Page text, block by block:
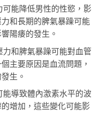
可能降低男性的性慾，影
和長期的脾氣暴躁可能
陽痿的發生。
力和脾氣暴躁可能對血管
主要原因是血流問題，
生。
能導致體內激素水平的波
增加，這些變化可能影